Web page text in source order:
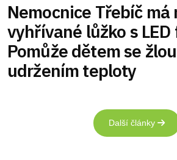
Nemocnice Třebíč má
vyhřívané lůžko s
Pomůže dětem se
udržením teploty
Další články